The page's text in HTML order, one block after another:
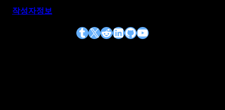
작성자정보
Tumblr
X Reddit
LinkedIn
GitHub
YouTube